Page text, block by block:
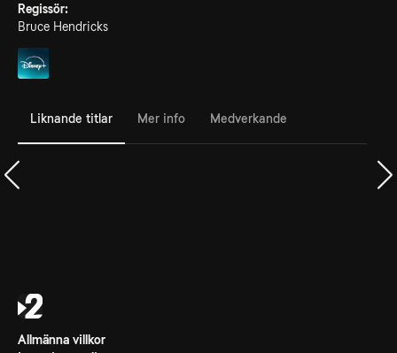
Regissör:
Bruce Hendricks
Liknande titlar Mer info Medverkande
Allmänna villkor